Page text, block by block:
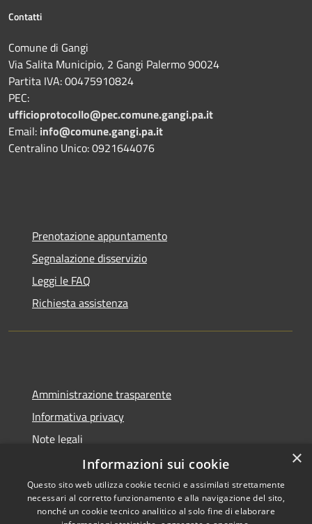
Contatti
Comune di Gangi
Via Salita Municipio, 2 Gangi Palermo 90024
Partita IVA: 00475910824
PEC:
ufficioprotocollo@pec.comune.gangi.pa.it
Email: info@comune.gangi.pa.it
Centralino Unico: 0921644076
Prenotazione appuntamento
Segnalazione disservizio
Leggi le FAQ
Richiesta assistenza
Amministrazione trasparente
Informativa privacy
Note legali
Dichiarazione di accessibilità
×
Informazioni sui cookie
Questo sito web utilizza cookie tecnici e assimilati strettamente
necessari al corretto funzionamento e alla navigazione del sito,
nonché un cookie tecnico analitico al solo fine di elaborare